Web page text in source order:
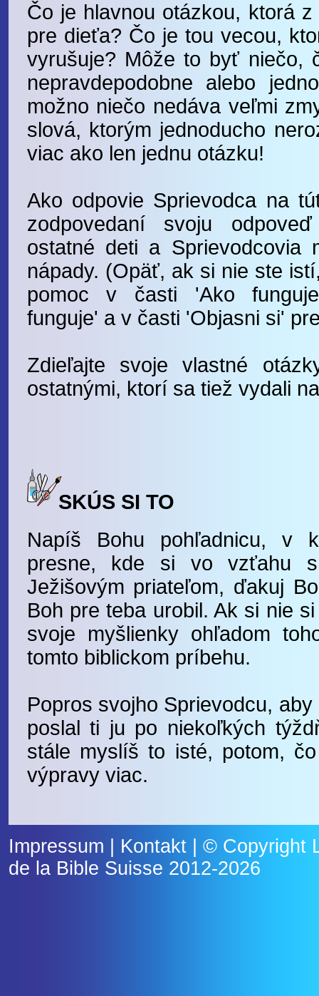
Čo je hlavnou otázkou, ktorá
pre dieťa? Čo je tou vecou,
vyrušuje? Môže to byť niečo,
nepravdepodobne alebo
možno niečo nedáva veľmi
slová, ktorým jednoducho
viac ako len jednu otázku!
Ako odpovie Sprievodca na
zodpovedaní svoju
ostatné deti a Sprievodcovia
nápady. (Opäť, ak si nie ste
pomoc v časti 'Ako
funguje' a v časti 'Objasni si'
Zdieľajte svoje vlastné
ostatnými, ktorí sa tiež vydali
SKÚS SI TO
Napíš Bohu pohľadnicu, v
presne, kde si vo vzťahu
Ježišovým priateľom, ďakuj
Boh pre teba urobil. Ak si nie
svoje myšlienky ohľadom
tomto biblickom príbehu.
Popros svojho Sprievodcu,
poslal ti ju po niekoľkých
stále myslíš to isté, potom,
výpravy viac.
Impressum Kontakt| © Copyright
de la Bible Suisse 2012-2026